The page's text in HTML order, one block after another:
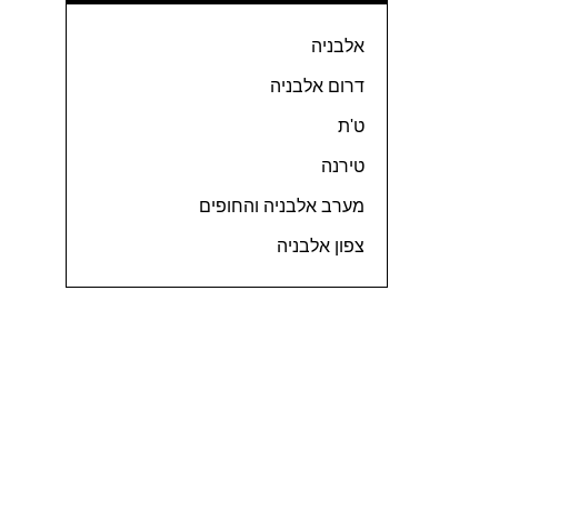
אלבניה
דרום אלבניה
ט'ת
טירנה
מערב אלבניה והחופים
צפון אלבניה